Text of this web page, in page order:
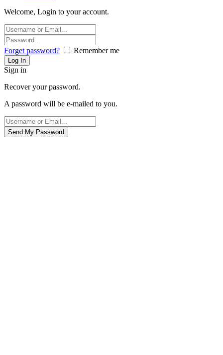
Welcome, Login to your account.
Forget password? Remember me
Sign in
Recover your password.
A password will be e-mailed to you.